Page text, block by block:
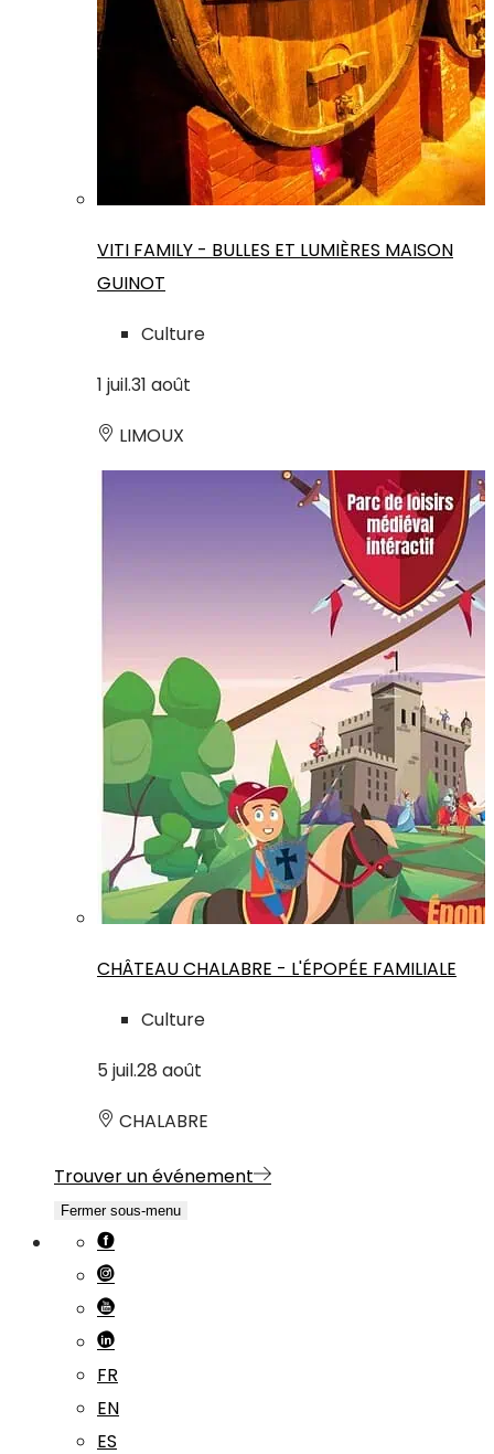
VITI FAMILY - BULLES ET LUMIÈRES MAISON
GUINOT
Culture
1 juil.31 août
LIMOUX
CHÂTEAU CHALABRE - L'ÉPOPÉE FAMILIALE
Culture
5 juil.28 août
CHALABRE
Trouver un événement
Fermer sous-menu
FR
EN
ES